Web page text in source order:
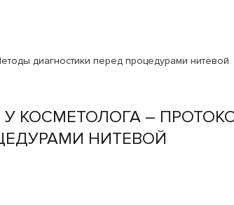
диагностики перед процедурами нитевой
КОСМЕТОЛОГА –
НИТЕВОЙ